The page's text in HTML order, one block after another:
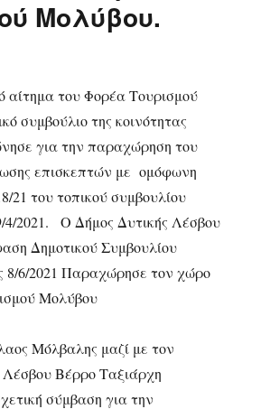
Μολύβου.
αίτημα του Φορέα Τουρισμού
συμβούλιο της κοινότητας
για την παραχώρηση του
επισκεπτών με ομόφωνη
21 του τοπικού συμβουλίου
4/2021. Ο Δήμος Δυτικής Λέσβου
Δημοτικού Συμβουλίου
8/6/2021 Παραχώρησε τον χώρο
Μολύβου
Μόλβαλης μαζί με τον
Βέρρο Ταξιάρχη
σύμβαση για την